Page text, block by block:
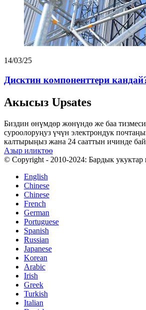
14/03/25
Дисктин компоненттери
Акысыз Upsates
Биздин өнүмдөр жөнүндө же баа
суроолоруңуз үчүн электрондук
калтырыңыз жана 24 сааттын ичинде
Азыр иликтөө
© Copyright - 2010-2024: Бардык укуктар
English
Chinese
Chinese
French
German
Portuguese
Spanish
Russian
Japanese
Korean
Arabic
Irish
Greek
Turkish
Italian